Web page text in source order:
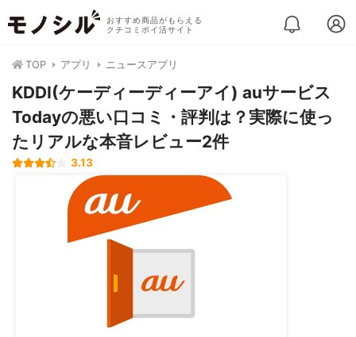
おすすめ商品がもらえる
クチコミポイ活サイト
TOP アプリ ニュースアプリ
KDDI(ケーディーディーアイ) auサービス
Todayの悪い口コミ・評判は？実際に使っ
たリアルな本音レビュー2件
3.13